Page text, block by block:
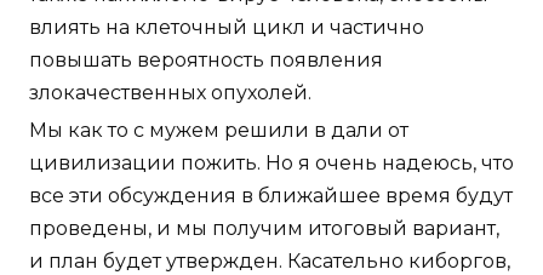
влиять на клеточный цикл и частично
повышать вероятность появления
злокачественных опухолей.
Мы как то с мужем решили в дали от
цивилизации пожить. Но я очень надеюсь, что
все эти обсуждения в ближайшее время будут
проведены, и мы получим итоговый вариант,
и план будет утвержден. Касательно киборгов,